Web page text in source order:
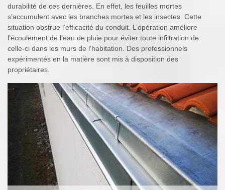
durabilité de ces dernières. En effet, les feuilles mortes
s’accumulent avec les branches mortes et les insectes. Cette
situation obstrue l’efficacité du conduit. L’opération améliore
l’écoulement de l’eau de pluie pour éviter toute infiltration de
celle-ci dans les murs de l’habitation. Des professionnels
expérimentés en la matière sont mis à disposition des
propriétaires.